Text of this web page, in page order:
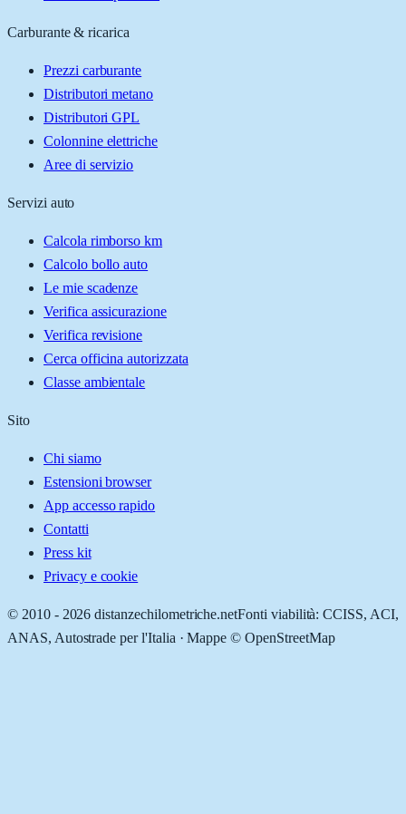
Carburante & ricarica
Prezzi carburante
Distributori metano
Distributori GPL
Colonnine elettriche
Aree di servizio
Servizi auto
Calcola rimborso km
Calcolo bollo auto
Le mie scadenze
Verifica assicurazione
Verifica revisione
Cerca officina autorizzata
Classe ambientale
Sito
Chi siamo
Estensioni browser
App accesso rapido
Contatti
Press kit
Privacy e cookie
© 2010 - 2026 distanzechilometriche.netFonti viabilità: CCISS, ACI,
ANAS, Autostrade per l'Italia · Mappe © OpenStreetMap